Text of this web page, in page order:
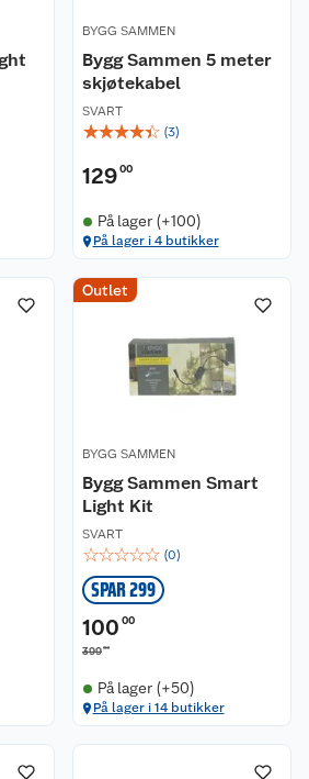
BYGG SAMMEN
Bygg Sammen 5 meter
skjøtekabel
SVART
☆☆☆☆☆ (3)
12900
På lager (+100)
På lager i 4 butikker
Outlet
BYGG SAMMEN
Bygg Sammen Smart
Light Kit
SVART
☆☆☆☆☆ (0)
SPAR 299
100 00
39900
På lager (+50)
På lager i 14 butikker